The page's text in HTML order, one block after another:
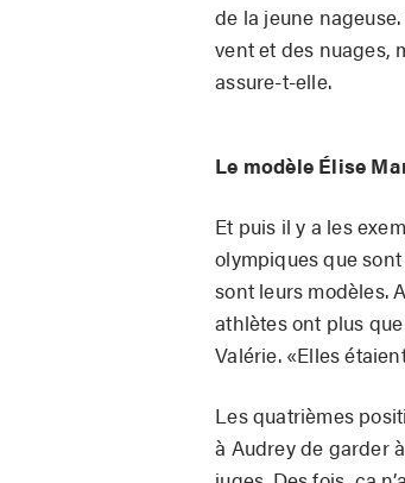
de la jeune
vent et des nuages,
assure-t-elle.
Le modèle Élise
Et puis il y a les
olympiques que
sont leurs modèles.
athlètes ont plus
Valérie. «Elles
Les quatrièmes
à Audrey de garder